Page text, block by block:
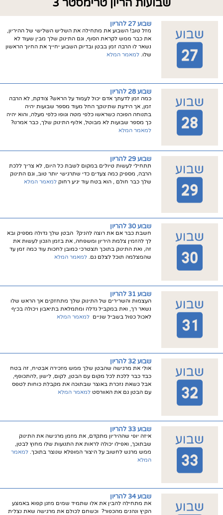
שבועות הריון טרימסטר 3
שבוע 27 להריון
מזל טוב! השבוע את מתחילה את השליש השלישי של ההיריון,
את כבר ממש לקראת הסוף, וגם התינוק שלך מבין שעוד לא
נשאר לו הרבה זמן בבטן ובדיוק השבוע יחייך את החיוך הראשון
שלו.למאמר המלא
שבוע 28 להריון
כמה זמן לדעתך אדם יכול לעמוד על הראש? צודקת, לא הרבה
זמן, אך הידעת שתינוקך החל מעוד מספר שבועות יהיה
בתנוחה הפוכה כשראשו כלפי מטה וגופו כלפי מעלה, והוא יהיה
כך מספר שבועות לא מבוטל, אלוף התינוק שלך, כבר אמרנו?
למאמר המלא
שבוע 29 להריון
תתחילי לעשות טיולים במקום לשבת כל היום, לא צריך ללכת
הרבה, מספיק כמה צעדים כדי שתרגישי יותר טוב, וגם התינוק
שלך כבר חולם , הוא בטח עוד יגיע רחוקלמאמר המלא
שבוע 30 להריון
חשבת כבר אם את רוצה להניק? הבטן שלך גדולה מספיק ובא
לך להזמין צלמת היריון ומשפחה, את בזמן הנכון לעשות את
זה, ואת התינוק בתוכך תצטרכי כמובן לחכות עוד כמה זמן עד
שהמצלמה תוכל לצלם גם.למאמר המלא
שבוע 31 להריון
העצמות והשרירים של התינוק שלך מתחזקים אך הראש שלו
נשאר רך, ואת במקביל גדלה ומתמלאת בתיאבון ויכולה בכיף
לאכול כפול בשביל שנייםלמאמר המלא
שבוע 32 להריון
אולי את מרגישה שהבטן שלך ממש מזכירה אבטיח, זה בטח
כבד כבר ללכת לכל מקום עם הבטן, לקום, לישון ,להתכופף,
אבל כשאת נזכרת באוצר שבתוכה את מקבלת כוחות לטפס
עם הבטן גם את האוורסטלמאמר המלא
שבוע 33 להריון
איזה יופי שההיריון מתקדם, את מזמן מרגישה את התינוק
שבתוכך, ואפילו יכולה לראות את התנועות שלו מחוץ לבטן,
ממש מרגש לחשוב על היצור המופלא שנוצר בתוכך.למאמר
המלא
שבוע 34 להריון
את מתחילה להבין את אלו שתמיד שמים מזגן קפוא באמצע
הקיץ ונהנים מהכפור? וכשחם לכולם את מרגישה שאת נצלית